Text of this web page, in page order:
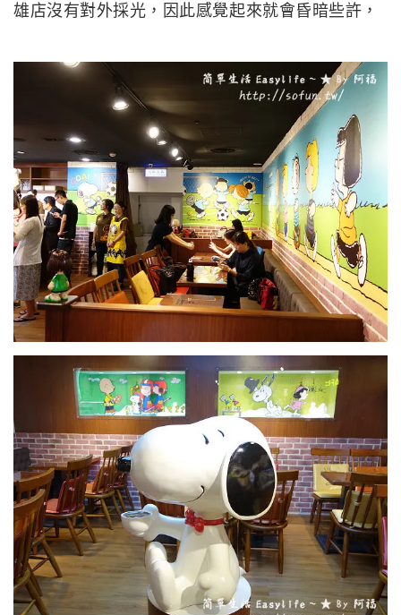
雄店沒有對外採光，因此感覺起來就會昏暗些許，